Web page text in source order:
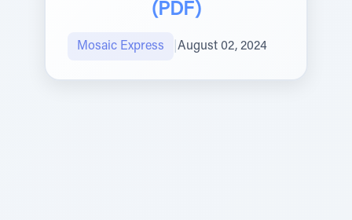
(PDF)
Mosaic Express August 02, 2024